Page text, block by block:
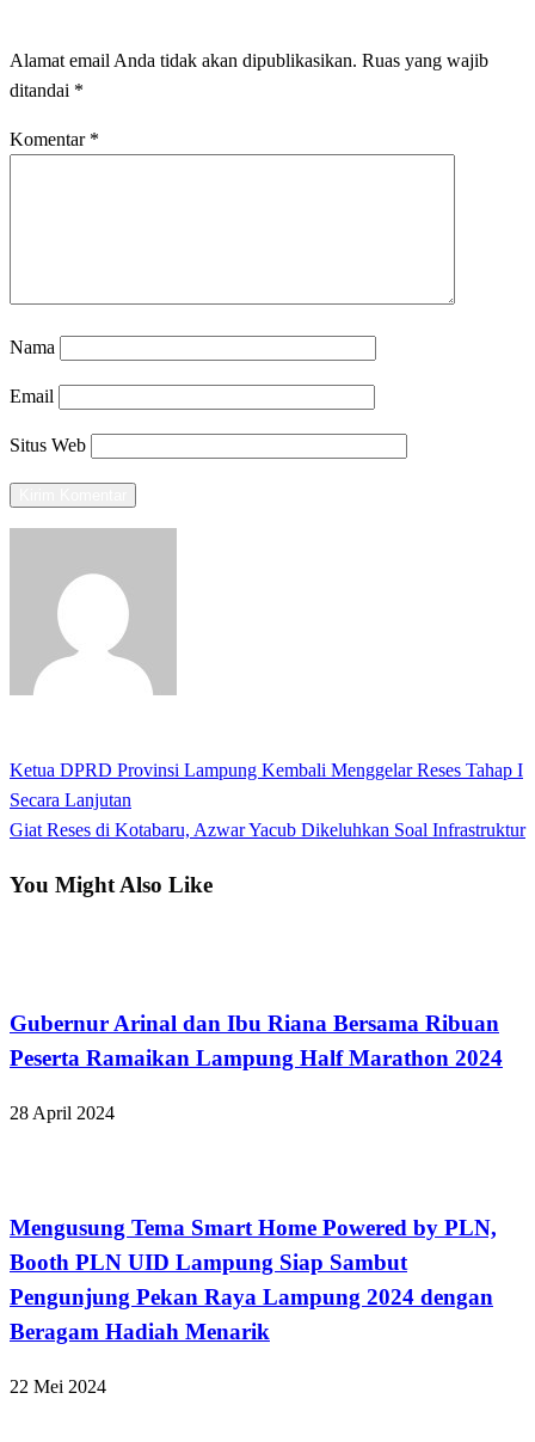
Alamat email Anda tidak akan dipublikasikan. Ruas yang wajib
ditandai *
Komentar *
Nama
Email
Situs Web
Navigasi
pos
Previous
Post
Ketua DPRD Provinsi Lampung Kembali Menggelar Reses Tahap I
Secara Lanjutan
Next
Giat Reses di Kotabaru, Azwar Yacub Dikeluhkan Soal Infrastruktur
You Might Also Like
Gubernur Arinal dan Ibu Riana Bersama Ribuan
Peserta Ramaikan Lampung Half Marathon 2024
28 April 2024
Mengusung Tema Smart Home Powered by PLN,
Booth PLN UID Lampung Siap Sambut
Pengunjung Pekan Raya Lampung 2024 dengan
Beragam Hadiah Menarik
22 Mei 2024